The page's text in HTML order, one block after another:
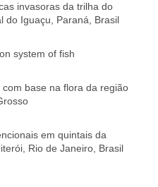
invasoras da trilha do
do Iguaçu, Paraná, Brasil
system of fish
base na flora da região
em quintais da
Rio de Janeiro, Brasil